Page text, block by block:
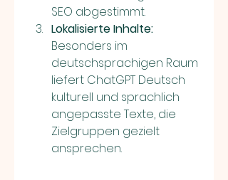
SEO abgestimmt.
Lokalisierte Inhalte:
Besonders im
deutschsprachigen Raum
liefert ChatGPT Deutsch
kulturell und sprachlich
angepasste Texte, die
Zielgruppen gezielt
ansprechen.